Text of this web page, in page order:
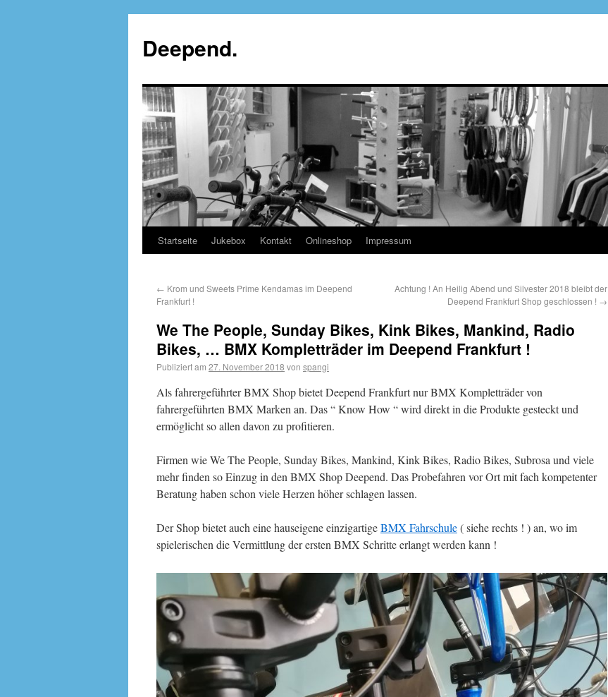
Deepend.
Startseite Jukebox Kontakt Onlineshop Impressum
← Krom und Sweets Prime Kendamas im Deepend
Frankfurt !
Achtung ! An Heilig Abend und Silvester 2018 bleibt der
Deepend Frankfurt Shop geschlossen ! →
We The People, Sunday Bikes, Kink Bikes, Mankind, Radio
Bikes, … BMX Kompletträder im Deepend Frankfurt !
Publiziert am 27. November 2018 von spangi
Als fahrergeführter BMX Shop bietet Deepend Frankfurt nur BMX Kompletträder von
fahrergeführten BMX Marken an. Das “ Know How “ wird direkt in die Produkte gesteckt und
ermöglicht so allen davon zu profitieren.
Firmen wie We The People, Sunday Bikes, Mankind, Kink Bikes, Radio Bikes, Subrosa und viele
mehr finden so Einzug in den BMX Shop Deepend. Das Probefahren vor Ort mit fach kompetenter
Beratung haben schon viele Herzen höher schlagen lassen.
Der Shop bietet auch eine hauseigene einzigartigeBMX Fahrschule( siehe rechts ! ) an, wo im
spielerischen die Vermittlung der ersten BMX Schritte erlangt werden kann !